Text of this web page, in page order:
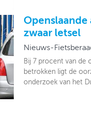
zwaar letsel
Nieuws-
Bij 7 procent van de
betrokken ligt de
onderzoek van het